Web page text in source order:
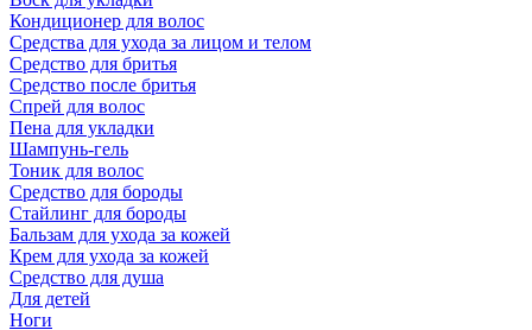
Кондиционер для волос
Средства для ухода за лицом и телом
Средство для бритья
Средство после бритья
Спрей для волос
Пена для укладки
Шампунь-гель
Тоник для волос
Средство для бороды
Стайлинг для бороды
Бальзам для ухода за кожей
Крем для ухода за кожей
Средство для душа
Для детей
Ноги